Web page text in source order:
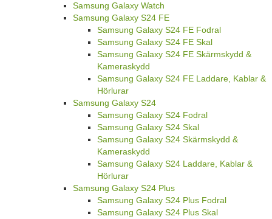
Samsung Galaxy Watch
Samsung Galaxy S24 FE
Samsung Galaxy S24 FE Fodral
Samsung Galaxy S24 FE Skal
Samsung Galaxy S24 FE Skärmskydd &
Kameraskydd
Samsung Galaxy S24 FE Laddare, Kablar &
Hörlurar
Samsung Galaxy S24
Samsung Galaxy S24 Fodral
Samsung Galaxy S24 Skal
Samsung Galaxy S24 Skärmskydd &
Kameraskydd
Samsung Galaxy S24 Laddare, Kablar &
Hörlurar
Samsung Galaxy S24 Plus
Samsung Galaxy S24 Plus Fodral
Samsung Galaxy S24 Plus Skal